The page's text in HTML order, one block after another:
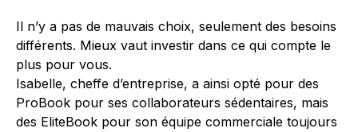
Il n’y a pas de mauvais choix, seulement des besoins
différents. Mieux vaut investir dans ce qui compte le
plus pour vous.
Isabelle, cheffe d’entreprise, a ainsi opté pour des
ProBook pour ses collaborateurs sédentaires, mais
des EliteBook pour son équipe commerciale toujours